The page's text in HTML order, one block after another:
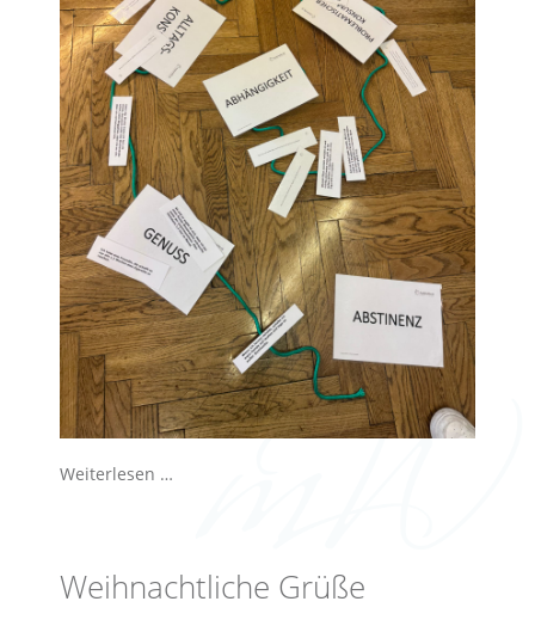
Weiterlesen …
Weihnachtliche Grüße